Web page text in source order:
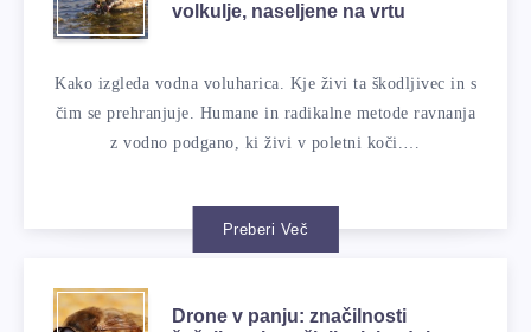
volkulje, naseljene na vrtu
Kako izgleda vodna voluharica. Kje živi ta škodljivec in s
čim se prehranjuje. Humane in radikalne metode ravnanja
z vodno podgano, ki živi v poletni koči.…
Preberi Več
Drone v panju: značilnosti